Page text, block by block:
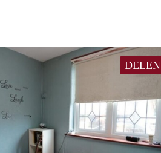
DELEN